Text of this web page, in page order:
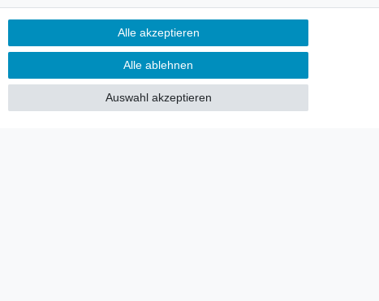
Sie möchten über neu eingetroffene
Lagerware oder Neuheiten
allgemein informiert werden?
Alle akzeptieren
Alle ablehnen
Auswahl akzeptieren